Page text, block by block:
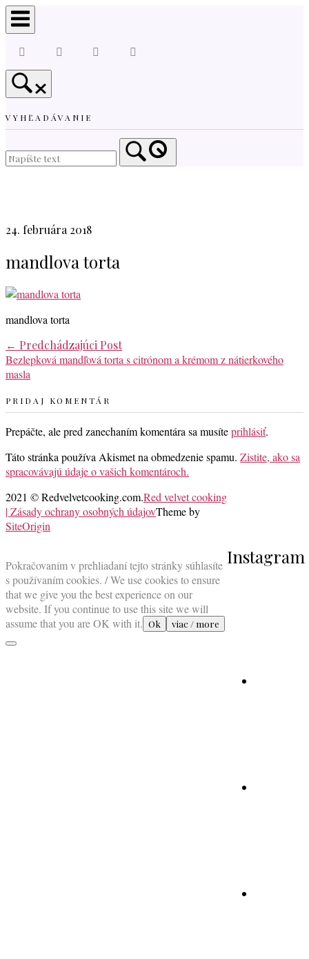
Skip
to
VYHĽADÁVANIE
24. februára 2018
mandlova torta
mandlova torta
Post
navigation
← Predchádzajúci Post
Bezlepková mandľová torta s citrónom a krémom z nátierkového
masla
PRIDAJ KOMENTÁR
Prepáčte, ale pred zanechaním komentára sa musíteprihlásiť.
Táto stránka používa Akismet na obmedzenie spamu. Zistite, ako sa
spracovávajú údaje o vašich komentároch.
Instagram
2021 © Redvelvetcooking.com.Red velvet cooking
| Zásady ochrany osobných údajovTheme by
SiteOrigin
top
Pokračovaním v prehliadaní tejto stránky súhlasíte
s používaním cookies. / We use cookies to ensure
that we give you the best experience on our
website. If you continue to use this site we will
assume that you are OK with it. Ok viac / more